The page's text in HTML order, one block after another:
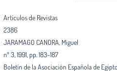
Artículos de Revistas
2386
JARAMAGO CANORA, Miguel
nº 3, 1991, pp. 183-187
Boletín de la Asociación Española de